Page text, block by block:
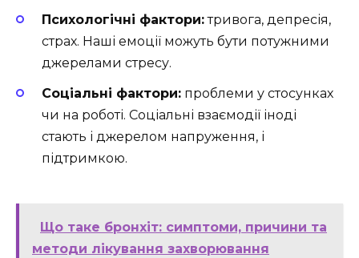
Психологічні фактори:тривога, депресія,
страх. Наші емоції можуть бути потужними
джерелами стресу.
Соціальні фактори: проблеми у стосунках
чи на роботі. Соціальні взаємодії іноді
стають і джерелом напруження, і
підтримкою.
Що таке бронхіт: симптоми, причини та
методи лікування захворювання